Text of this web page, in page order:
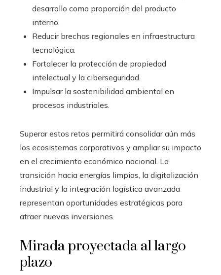
desarrollo como proporción del producto
interno.
Reducir brechas regionales en infraestructura
tecnológica.
Fortalecer la protección de propiedad
intelectual y la ciberseguridad.
Impulsar la sostenibilidad ambiental en
procesos industriales.
Superar estos retos permitirá consolidar aún más
los ecosistemas corporativos y ampliar su impacto
en el crecimiento económico nacional. La
transición hacia energías limpias, la digitalización
industrial y la integración logística avanzada
representan oportunidades estratégicas para
atraer nuevas inversiones.
Mirada proyectada al largo
plazo